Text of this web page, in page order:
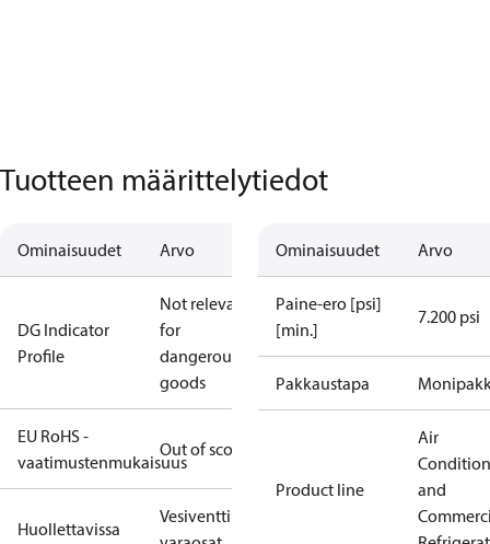
Tuotteen määrittelytiedot
Ominaisuudet Arvo
DG Indicator
Profile
Not relevant
for
dangerous
goods
EU RoHS -
vaatimustenmukaisuus
Out of scope
Huollettavissa
Vesiventtiilin
Ominaisuudet Arvo
Paine-ero [psi]
[min.]
7.200 psi
Pakkaustapa
Product line
Air
and